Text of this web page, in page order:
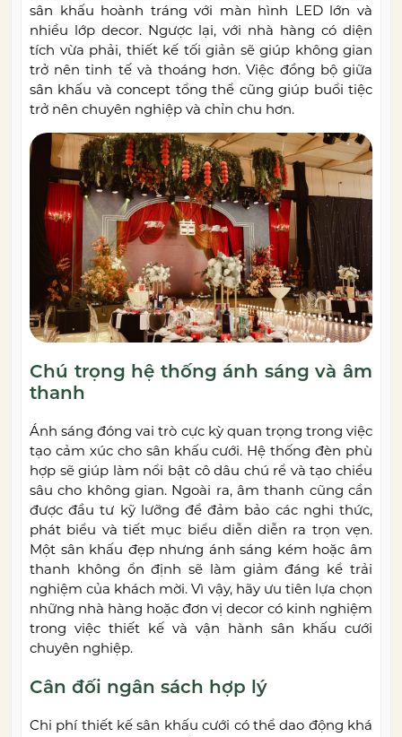
sân khấu hoành tráng với màn hình LED lớn và
nhiều lớp decor. Ngược lại, với nhà hàng có diện
tích vừa phải, thiết kế tối giản sẽ giúp không gian
trở nên tinh tế và thoáng hơn. Việc đồng bộ giữa
sân khấu và concept tổng thể cũng giúp buổi tiệc
trở nên chuyên nghiệp và chỉn chu hơn.
Chú trọng hệ thống ánh sáng và âm
thanh
Ánh sáng đóng vai trò cực kỳ quan trọng trong việc
tạo cảm xúc cho sân khấu cưới. Hệ thống đèn phù
hợp sẽ giúp làm nổi bật cô dâu chú rể và tạo chiều
sâu cho không gian. Ngoài ra, âm thanh cũng cần
được đầu tư kỹ lưỡng để đảm bảo các nghi thức,
phát biểu và tiết mục biểu diễn diễn ra trọn vẹn.
Một sân khấu đẹp nhưng ánh sáng kém hoặc âm
thanh không ổn định sẽ làm giảm đáng kể trải
nghiệm của khách mời. Vì vậy, hãy ưu tiên lựa chọn
những nhà hàng hoặc đơn vị decor có kinh nghiệm
trong việc thiết kế và vận hành sân khấu cưới
chuyên nghiệp.
Cân đối ngân sách hợp lý
Chi phí thiết kế sân khấu cưới có thể dao động khá